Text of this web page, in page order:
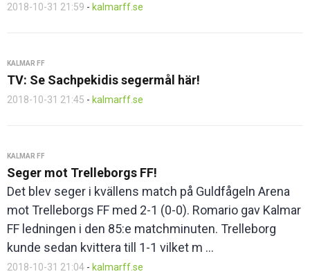
2018-10-31 21:59 - kalmarff.se
KALMAR FF
TV: Se Sachpekidis segermål här!
2018-10-31 21:45 - kalmarff.se
KALMAR FF
Seger mot Trelleborgs FF!
Det blev seger i kvällens match på Guldfågeln Arena
mot Trelleborgs FF med 2-1 (0-0). Romario gav Kalmar
FF ledningen i den 85:e matchminuten. Trelleborg
kunde sedan kvittera till 1-1 vilket m ...
2018-10-31 21:04 - kalmarff.se